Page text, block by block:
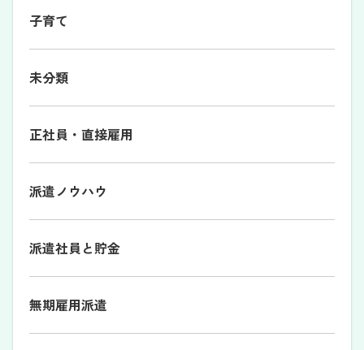
子育て
未分類
正社員・直接雇用
派遣ノウハウ
派遣社員と貯金
無期雇用派遣